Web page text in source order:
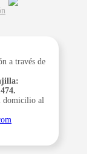
a través de
domicilio al